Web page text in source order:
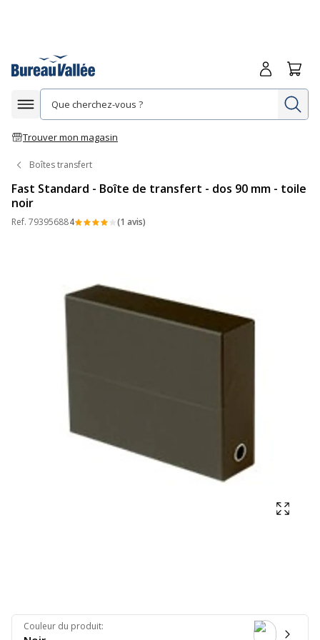
Afficher la navigation
Trouver mon magasin
Me
Boîtes transfert
Fast Standard - Boîte de transfert - dos 90 mm - toile
noir
Ref. 793956884 (1 avis)
Couleur du produit: